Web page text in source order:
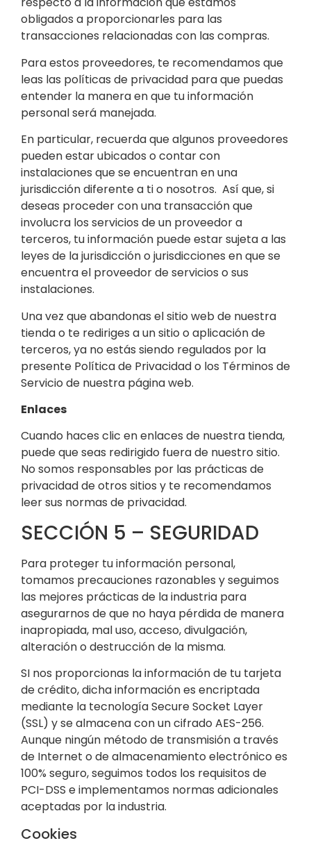
obligados a proporcionarles para las
transacciones relacionadas con las compras.
Para estos proveedores, te recomendamos que
leas las políticas de privacidad para que puedas
entender la manera en que tu información
personal será manejada.
En particular, recuerda que algunos proveedores
pueden estar ubicados o contar con
instalaciones que se encuentran en una
jurisdicción diferente a ti o nosotros. Así que, si
deseas proceder con una transacción que
involucra los servicios de un proveedor a
terceros, tu información puede estar sujeta a las
leyes de la jurisdicción o jurisdicciones en que se
encuentra el proveedor de servicios o sus
instalaciones.
Una vez que abandonas el sitio web de nuestra
tienda o te rediriges a un sitio o aplicación de
terceros, ya no estás siendo regulados por la
presente Política de Privacidad o los Términos de
Servicio de nuestra página web.
Enlaces
Cuando haces clic en enlaces de nuestra tienda,
puede que seas redirigido fuera de nuestro sitio.
No somos responsables por las prácticas de
privacidad de otros sitios y te recomendamos
leer sus normas de privacidad.
SECCIÓN 5 – SEGURIDAD
Para proteger tu información personal,
tomamos precauciones razonables y seguimos
las mejores prácticas de la industria para
asegurarnos de que no haya pérdida de manera
inapropiada, mal uso, acceso, divulgación,
alteración o destrucción de la misma.
SI nos proporcionas la información de tu tarjeta
de crédito, dicha información es encriptada
mediante la tecnología Secure Socket Layer
(SSL) y se almacena con un cifrado AES-256.
Aunque ningún método de transmisión a través
de Internet o de almacenamiento electrónico es
100% seguro, seguimos todos los requisitos de
PCI-DSS e implementamos normas adicionales
aceptadas por la industria.
Cookies